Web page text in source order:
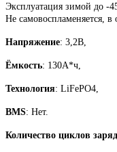
Эксплуатация зимой до -
Не самовоспламеняется, в
Напряжение: 3,2В,
Ёмкость: 130А*ч,
Технология: LiFePO4,
BMS: Нет.
Количество циклов